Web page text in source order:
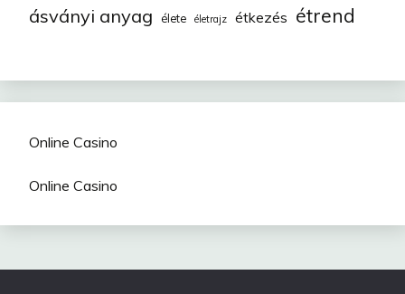
ásványi anyag élete életrajz étkezés étrend
Online Casino
Online Casino